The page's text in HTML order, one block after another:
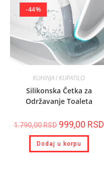
-44%
KUHINJA I KUPATILO
Silikonska Četka za
Održavanje Toaleta
1.790,00RSD 999,00 RSD
Dodaj u korpu